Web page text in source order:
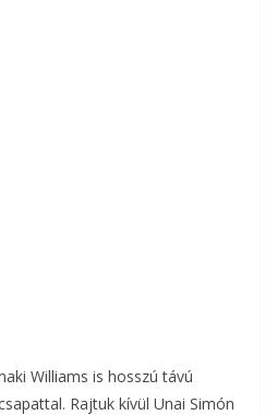
Williams is hosszú távú
Rajtuk kívül Unai Simón